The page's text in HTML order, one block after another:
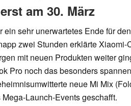
am 30. März
ein sehr unerwartetes Ende für
zwei Stunden erklärte Xiaomi-
mit neuen Produkten weiter
Pro noch das besonders
neue Mi Mix
Mega-Launch-Events geschafft.